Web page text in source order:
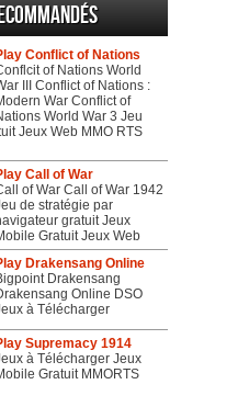
Conflict of Nations
of Nations World
III Conflict of Nations :
War Conflict of
World War 3 Jeu
Jeux Web MMO RTS
Call of War
of War Call of War 1942
de stratégie par
gratuit Jeux
Gratuit Jeux Web
Drakensang Online
Drakensang
Online DSO
à Télécharger
Supremacy 1914
à Télécharger Jeux
Gratuit MMORTS